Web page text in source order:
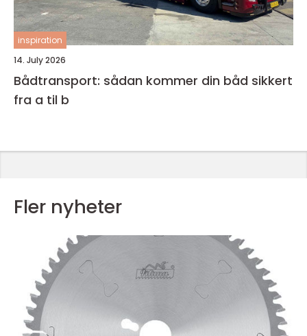
inspiration
14. July 2026
Bådtransport: sådan kommer din båd sikkert
fra a til b
Fler nyheter